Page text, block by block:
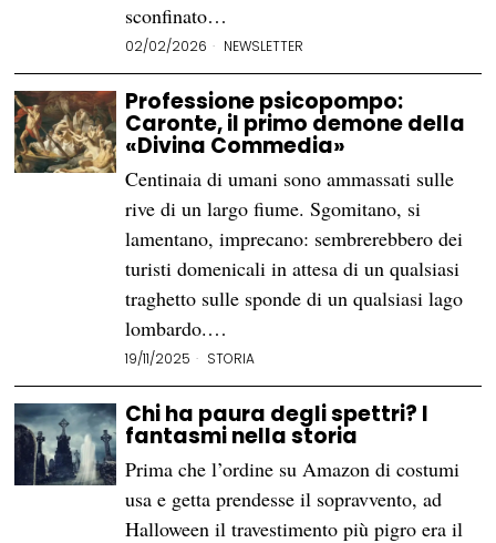
sconfinato…
02/02/2026 NEWSLETTER
Professione psicopompo:
Caronte, il primo demone della
«Divina Commedia»
Centinaia di umani sono ammassati sulle
rive di un largo fiume. Sgomitano, si
lamentano, imprecano: sembrerebbero dei
turisti domenicali in attesa di un qualsiasi
traghetto sulle sponde di un qualsiasi lago
lombardo.…
19/11/2025 STORIA
Chi ha paura degli spettri? I
fantasmi nella storia
Prima che l’ordine su Amazon di costumi
usa e getta prendesse il sopravvento, ad
Halloween il travestimento più pigro era il